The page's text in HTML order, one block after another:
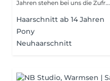
Jahren stehen bei uns die Zufr...
Haarschnitt ab 14 Jahren
Pony
Neuhaarschnitt